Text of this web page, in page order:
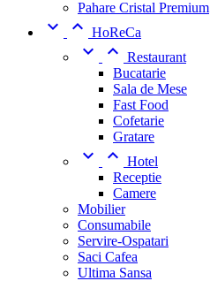
Pahare Cristal Premium
  HoReCa
  Restaurant
Bucatarie
Sala de Mese
Fast Food
Cofetarie
Gratare
  Hotel
Receptie
Camere
Mobilier
Consumabile
Servire-Ospatari
Saci Cafea
Ultima Sansa